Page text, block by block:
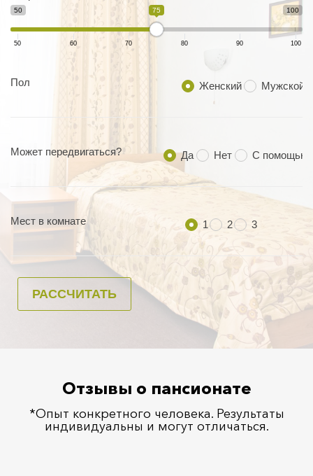
Отзывы о пансионате
*Опыт конкретного человека. Результаты
индивидуальны и могут отличаться.